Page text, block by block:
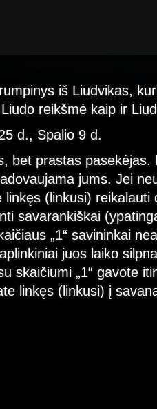
iš Liudvikas,
reikšmė kaip ir
d., Spalio 9 d.
bet prastas pasekėjas.
jums. Jei
(linkusi) reikalauti
savarankiškai
„1“ savininkai
juos laiko
skaičiumi „1“ gavote
linkęs (linkusi) į